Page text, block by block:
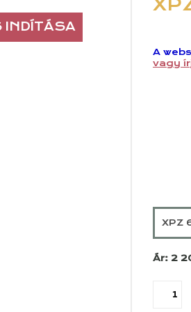
XPZ
Ár: 2
A
vagy